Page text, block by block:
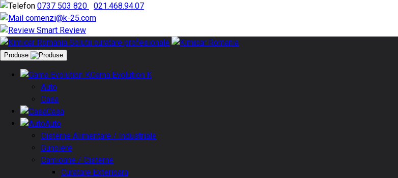
0737 503 820
021.468.94.07
comenzi@k-25.com
Smart Review
Produse
Gama Evolution K
Auto
Casa
Casa
Auto
Cisterne Alimentare / Industriale
Gunoiere
Camioane / Cisterne
Curatare Exterioara